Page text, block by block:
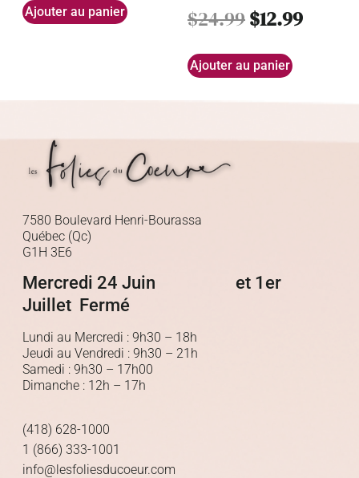
Ajouter au panier $24.99$12.99
Ajouter au panier
7580 Boulevard Henri-Bourassa
Québec (Qc)
G1H 3E6
Mercredi 24 Juin et 1er
Juillet Fermé
Lundi au Mercredi : 9h30 – 18h
Jeudi au Vendredi : 9h30 – 21h
Samedi : 9h30 – 17h00
Dimanche : 12h – 17h
(418) 628-1000
1 (866) 333-1001
info@lesfoliesducoeur.com